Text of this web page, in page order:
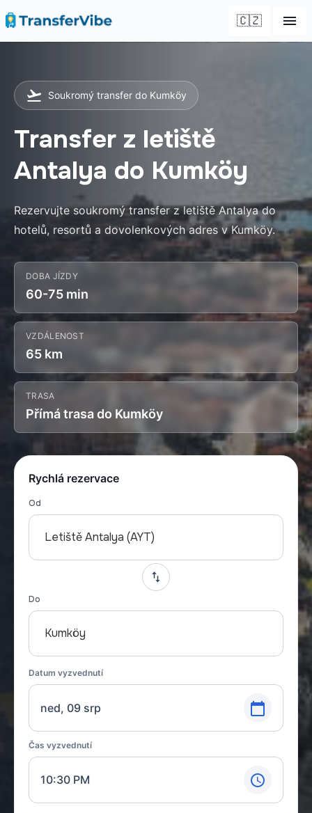
🇨🇿
Soukromý transfer do Kumköy
Transfer z letiště
Antalya do Kumköy
Rezervujte soukromý transfer z letiště Antalya do
hotelů, resortů a dovolenkových adres v Kumköy.
DOBA JÍZDY
60-75 min
VZDÁLENOST
65 km
TRASA
Přímá trasa do Kumköy
Rychlá rezervace
Od
Letiště Antalya (AYT)
Do
Kumköy
Datum vyzvednutí
ned, 09 srp
Čas vyzvednutí
10:30 PM